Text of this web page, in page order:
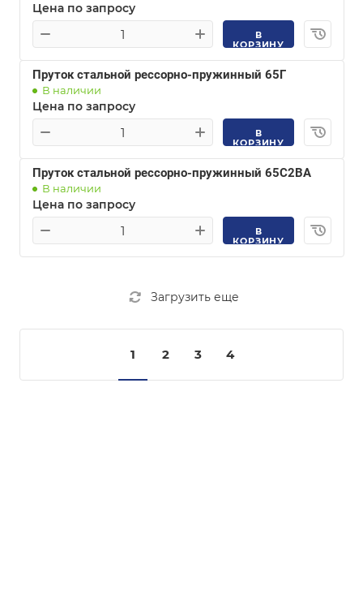
Цена по запросу
В
КОРЗИНУ
Пруток стальной рессорно-пружинный 65Г
В наличии
Цена по запросу
В
КОРЗИНУ
Пруток стальной рессорно-пружинный 65С2ВА
В наличии
Цена по запросу
В
КОРЗИНУ
Загрузить еще
1 2 3 4